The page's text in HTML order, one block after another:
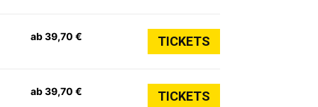
ab 39,70 € TICKETS
ab 39,70 € TICKETS